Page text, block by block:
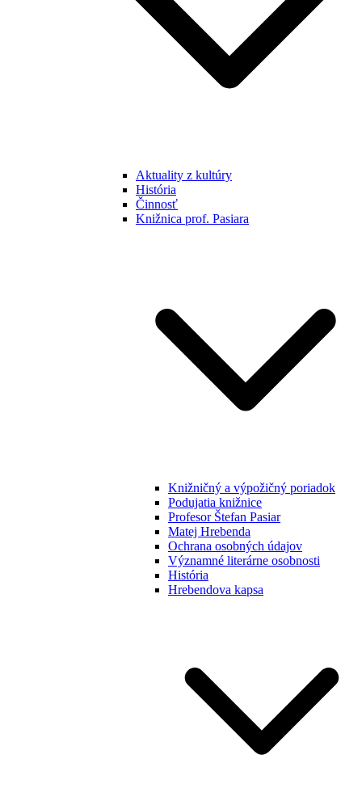
Aktuality z kultúry
História
Činnosť
Knižnica prof. Pasiara
Knižničný a výpožičný poriadok
Podujatia knižnice
Profesor Štefan Pasiar
Matej Hrebenda
Ochrana osobných údajov
Významné literárne osobnosti
História
Hrebendova kapsa